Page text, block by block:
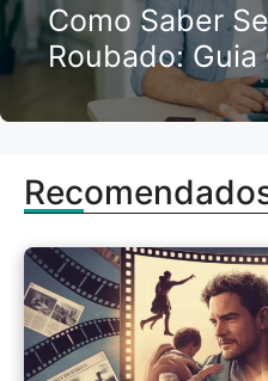
Como Saber
Roubado: